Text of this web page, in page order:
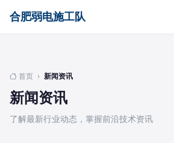
合肥弱电施工队
首页 › 新闻资讯
新闻资讯
了解最新行业动态，掌握前沿技术资讯